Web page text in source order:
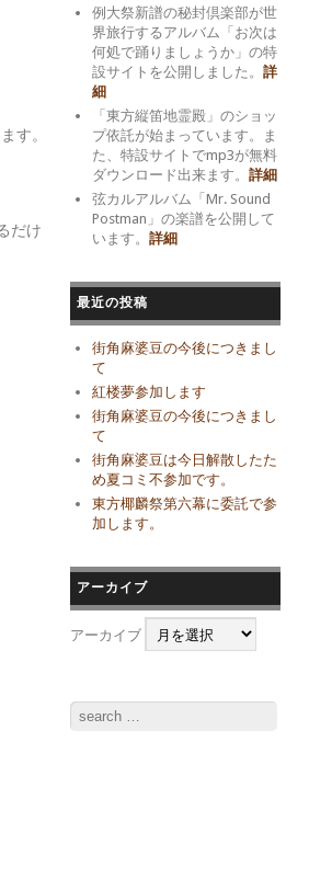
す。
だけ
例大祭新譜の秘封倶楽部が世
界旅行するアルバム「お次は
何処で踊りましょうか」の特
設サイトを公開しました。 詳
細
「東方縦笛地霊殿」のショッ
プ依託が始まっています。ま
た、特設サイトでmp3が無料
ダウンロード出来ます。 詳細
弦カルアルバム「Mr. Sound
Postman」の楽譜を公開して
います。 詳細
最近の投稿
街角麻婆豆の今後につきまし
て
紅楼夢参加します
街角麻婆豆の今後につきまし
て
街角麻婆豆は今日解散したた
め夏コミ不参加です。
東方椰麟祭第六幕に委託で参
加します。
アーカイブ
アーカイブ
Search